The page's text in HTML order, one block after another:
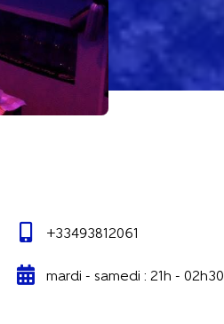
+33493812061
mardi - samedi : 21h - 02h30